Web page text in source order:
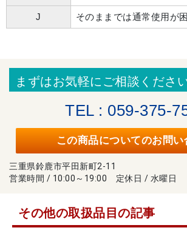
J そのままでは通常使用が
まずはお気軽にご相談ください
TEL : 059-375-
この商品についてのお問い
三重県鈴鹿市平田新町2-11
営業時間 / 10:00～19:00 定休日 / 水曜日
その他の取扱品目の記事